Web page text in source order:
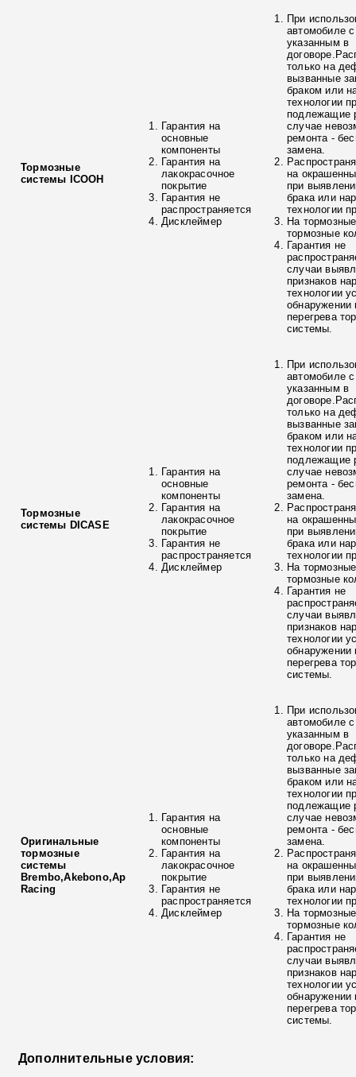
Тормозные
системы ICOOH
Гарантия на
основные
компоненты
Гарантия на
лакокрасочное
покрытие
Гарантия не
распространяется
Дисклеймер
При
автомобиле
указанным в
только на
вызванные
браком или
технологии
подлежащие
случае
ремонта -
замена.
на
при
брака или
технологии
На
тормозные
Гарантия не
случаи
признаков
технологии
обнаружении
перегрева
системы.
Тормозные
системы DICASE
Гарантия на
основные
компоненты
Гарантия на
лакокрасочное
покрытие
Гарантия не
распространяется
Дисклеймер
При
автомобиле
указанным в
только на
вызванные
браком или
технологии
подлежащие
случае
ремонта -
замена.
на
при
брака или
технологии
На
тормозные
Гарантия не
случаи
признаков
технологии
обнаружении
перегрева
системы.
Оригинальные
тормозные
системы
Brembo,Akebono,Ap
Racing
Гарантия на
основные
компоненты
Гарантия на
лакокрасочное
покрытие
Гарантия не
распространяется
Дисклеймер
При
автомобиле
указанным в
только на
вызванные
браком или
технологии
подлежащие
случае
ремонта -
замена.
на
при
брака или
технологии
На
тормозные
Гарантия не
случаи
признаков
технологии
обнаружении
перегрева
системы.
Дополнительные условия: